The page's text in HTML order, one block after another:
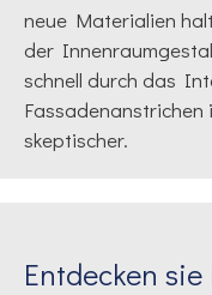
neue Materialien
der
schnell durch das
skeptischer.
Entdecken